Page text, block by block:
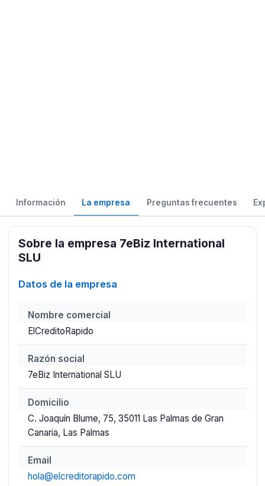
Información La empresa Preguntas frecuentes
Sobre la empresa 7eBiz International
SLU
Datos de la empresa
Nombre comercial
ElCreditoRapido
Razón social
7eBiz International SLU
Domicilio
C. Joaquín Blume, 75, 35011 Las Palmas de Gran
Canaria, Las Palmas
Email
hola@elcreditorapido.com